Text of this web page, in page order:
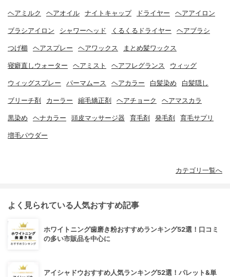
ヘアミルク ヘアオイル ナイトキャップ ドライヤー ヘアアイロン
ブラシアイロン シャワーヘッド くるくるドライヤー ヘアブラシ
つげ櫛 ヘアスプレー ヘアワックス まとめ髪ワックス
寝癖直しウォーター ヘアミスト ヘアフレグランス ウィッグ
ウィッグスプレー パーマムース ヘアカラー 白髪染め 白髪隠し
ブリーチ剤 カーラー 縮毛矯正剤 ヘアチョーク ヘアマスカラ
黒染め ヘナカラー 頭皮マッサージ器 育毛剤 発毛剤 育毛サプリ
増毛パウダー
カテゴリ一覧へ
よく見られている人気おすすめ記事
ホワイトニング歯磨き粉おすすめランキング52選！口コミ
の多い市販品を中心に
アイシャドウおすすめ人気ランキング52選！パレット&単